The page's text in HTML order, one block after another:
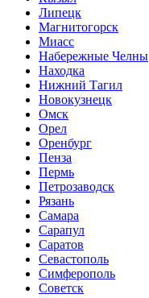
Липецк
Магнитогорск
Миасс
Набережные Челны
Находка
Нижний Тагил
Новокузнецк
Омск
Орел
Оренбург
Пенза
Пермь
Петрозаводск
Рязань
Самара
Сарапул
Саратов
Севастополь
Симферополь
Советск